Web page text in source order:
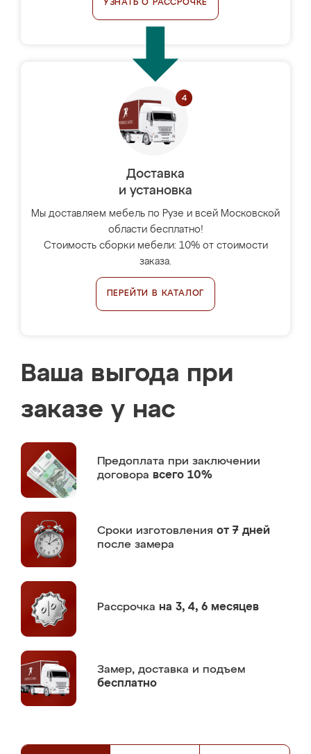
УЗНАТЬ О РАССРОЧКЕ
Доставка
и установка
Мы доставляем мебель по Рузе и всей Московской
области бесплатно!
Стоимость сборки мебели: 10% от стоимости
заказа.
ПЕРЕЙТИ В КАТАЛОГ
Ваша выгода при
заказе у нас
Предоплата при заключении
договора всего 10%
Сроки изготовления от 7 дней
после замера
Рассрочка на 3, 4, 6 месяцев
Замер, доставка и подъем
бесплатно